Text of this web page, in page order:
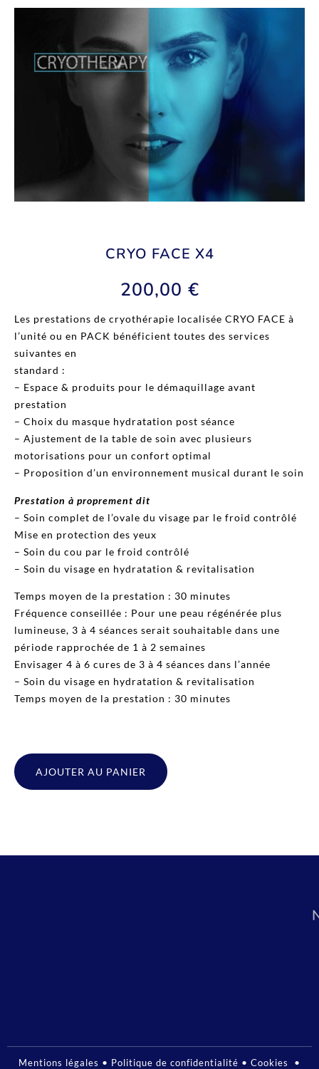
CRYO FACE X4
200,00 €
Les prestations de cryothérapie localisée CRYO FACE à
l’unité ou en PACK bénéficient toutes des services
suivantes en
standard :
– Espace & produits pour le démaquillage avant
prestation
– Choix du masque hydratation post séance
– Ajustement de la table de soin avec plusieurs
motorisations pour un confort optimal
– Proposition d’un environnement musical durant le soin
Prestation à proprement dit
– Soin complet de l’ovale du visage par le froid contrôlé
Mise en protection des yeux
– Soin du cou par le froid contrôlé
– Soin du visage en hydratation & revitalisation
Temps moyen de la prestation : 30 minutes
Fréquence conseillée : Pour une peau régénérée plus
lumineuse, 3 à 4 séances serait souhaitable dans une
période rapprochée de 1 à 2 semaines
Envisager 4 à 6 cures de 3 à 4 séances dans l’année
– Soin du visage en hydratation & revitalisation
Temps moyen de la prestation : 30 minutes
AJOUTER AU PANIER
Mentions légales • Politique de confidentialité • Cookies •